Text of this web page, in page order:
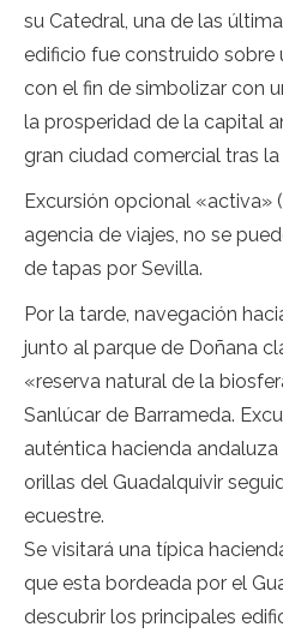
su Catedral, una de las
edificio fue construido sobre
con el fin de simbolizar con
la prosperidad de la capital
gran ciudad comercial tras
Excursión opcional «activa»
agencia de viajes, no se
de tapas por Sevilla.
Por la tarde, navegación
junto al parque de Doñana
«reserva natural de la
Sanlúcar de Barrameda.
auténtica hacienda
orillas del Guadalquivir
ecuestre.
Se visitará una típica
que esta bordeada por el
descubrir los principales